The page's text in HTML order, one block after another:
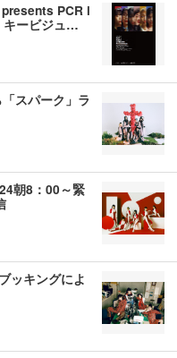
PCR i
キービジュ…
スパーク」ラ
朝8：00～緊
ッキングによ